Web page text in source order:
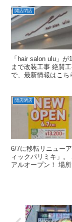
開店閉店
「hair salon ulu」
まで改装工事 絶賛
で、最新情報はこち
開店閉店
6/7に移転リニュー
ィックパリミキ」
アルオープン！ 場